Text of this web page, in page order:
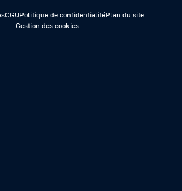
CGUPolitique de confidentialitéPlan du site
Gestion des cookies